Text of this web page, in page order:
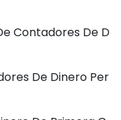
Contadores De D
De Dinero Per